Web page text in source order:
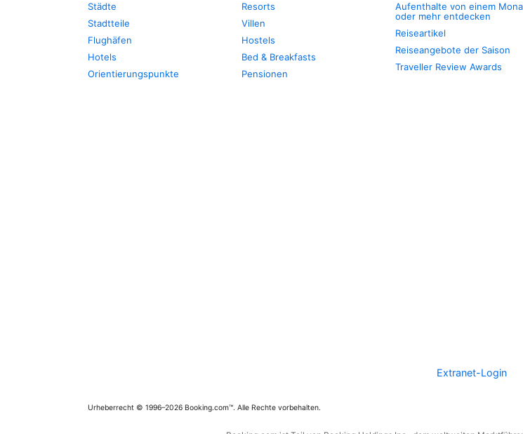
Städte
Stadtteile
Flughäfen
Hotels
Orientierungspunkte
Resorts
Villen
Hostels
Bed & Breakfasts
Pensionen
Aufenthalte von einem
oder mehr entdecken
Reiseartikel
Reiseangebote der Saison
Traveller Review Awards
Extranet-Login
Urheberrecht © 1996–2026 Booking.com™. Alle Rechte vorbehalten.